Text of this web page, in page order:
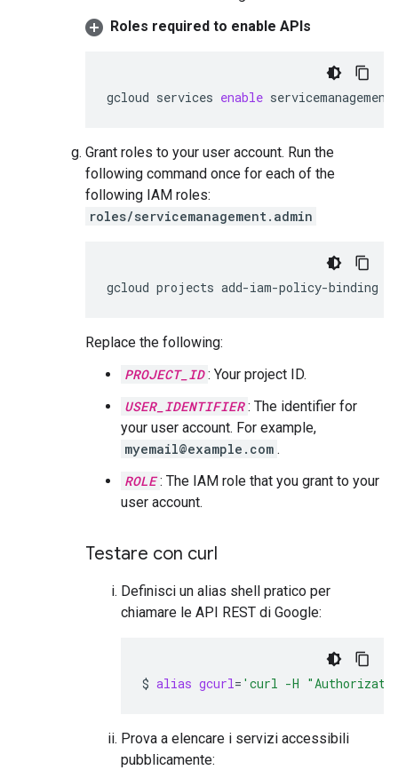
Roles required to enable APIs
gcloud services enable
Grant roles to your user account. Run the
following command once for each of the
following IAM roles:
roles/servicemanagement.admin
gcloud projects add-iam-policy-binding
Replace the following:
PROJECT_ID : Your project ID.
USER_IDENTIFIER : The identifier for
your user account. For example,
myemail@example.com .
ROLE : The IAM role that you grant to your
user account.
Testare con curl
Definisci un alias shell pratico per
chiamare le API REST di Google:
$ alias gcurl= 'curl -H
Prova a elencare i servizi accessibili
pubblicamente: